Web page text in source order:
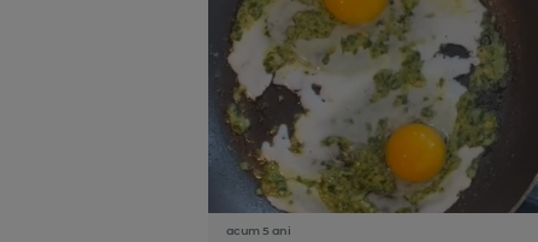
acum 5 ani